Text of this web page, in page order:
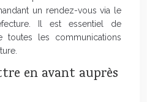
un rendez-vous via le
Il est essentiel de
toutes les communications
en avant auprès